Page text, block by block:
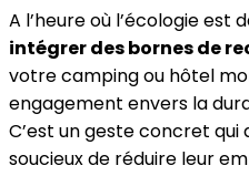
A l’heure où l’écologie est
intégrer des bornes de
votre camping ou hôtel
engagement envers la
C’est un geste concret
soucieux de réduire leur